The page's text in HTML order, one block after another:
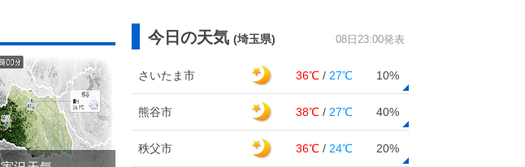
今日の天気 (埼玉県) 08日23:00発表
さいたま市 36℃ / 27℃ 10%
熊谷市 38℃ / 27℃ 40%
秩父市 36℃ / 24℃ 20%